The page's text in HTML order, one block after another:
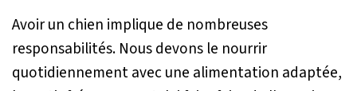
Avoir un chien implique de nombreuses
responsabilités. Nous devons le nourrir
quotidiennement avec une alimentation adaptée,